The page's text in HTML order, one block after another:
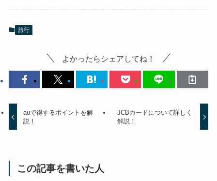
旅行
よかったらシェアしてね！
auで得するポイントを解
説！
JCBカードについて詳しく
解説！
この記事を書いた人